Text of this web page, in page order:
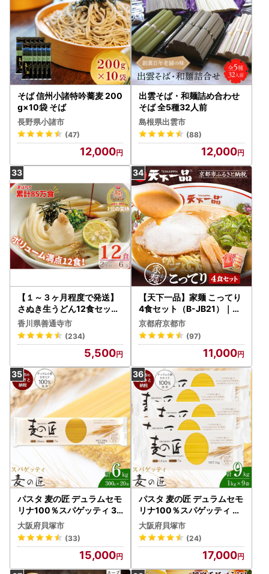
そば 信州小諸特吟蕎麦 200
g×10袋 そば
長野県小諸市
(47)
12,000
出雲そば・和麺詰め合わせ
そば 全5種32人前
島根県出雲市
(88)
12,000
【１～３ヶ月程度で発送】
さぬき生うどん12食セット
（２人前×6袋）_Z260004
0
香川県善通寺市
(234)
5,500
【天下一品】家麺 こってり
4食セット（B-JB21）｜京
都 ラーメン 有名店 人気 ラ
ーメン
京都府京都市
(97)
11,000
パスタ 麦の匠 デュラムセモ
リナ100％スパゲッティ 30
0g×20袋 パスタ麺
大阪府貝塚市
(33)
15,000
パスタ 麦の匠 デュラムセモ
リナ100％スパゲッティ １
kg×9袋 パスタ麺
大阪府貝塚市
(24)
17,000